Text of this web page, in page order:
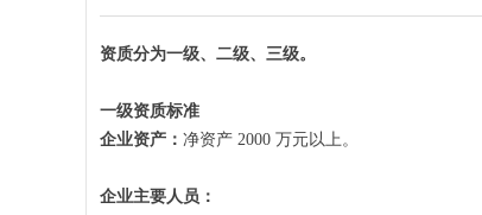
资质分为一级、二级、三级。
一级资质标准
企业资产： 净资产 2000 万元以上。
企业主要人员：